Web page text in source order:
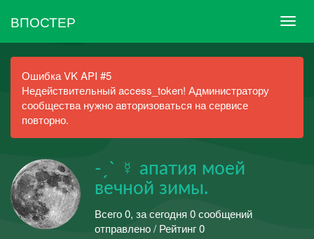
ВПОСТЕР
Ошибка VK API #5
Недействительный access_token! Администратору
сообщества нужно авторизоваться на сервисе
повторно.
-ˏˋ ☿ апатия моей
вечной зимы.
Всего 0, за сегодня 0 сообщений
отправлено / Рейтинг 0